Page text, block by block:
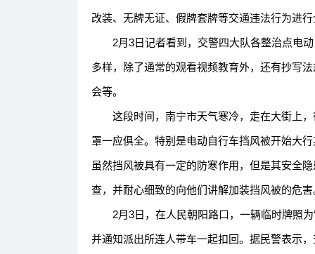
改装、无牌无证、假牌套牌等交通违法行为进
2月3日记者看到，交警四大队各整治点电动
多样，除了通常的观看视频教育外，还有抄写
会等。
这段时间，南宁市天气寒冷，走在大街上，
罩一应俱全。特别是电动自行车挡风被开始大
虽然挡风被具有一定的防寒作用，但是其安全
查，并耐心细致的向他们讲解加装挡风被的危害
2月3日，在人民朝阳路口，一辆临时牌照为
并通知派出所连人带车一起扣回。据民警表示